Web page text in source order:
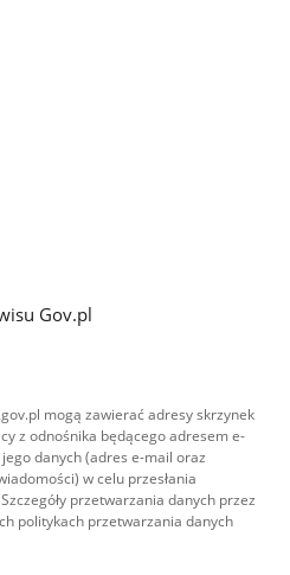
Gov.pl
mogą zawierać adresy skrzynek
z odnośnika będącego adresem e-
danych (adres e-mail oraz
w celu przesłania
przetwarzania danych przez
politykach przetwarzania danych